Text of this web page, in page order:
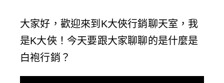
大家好，歡迎來到K大俠行銷聊天室，我
是K大俠！今天要跟大家聊聊的是什麼是
白袍行銷？